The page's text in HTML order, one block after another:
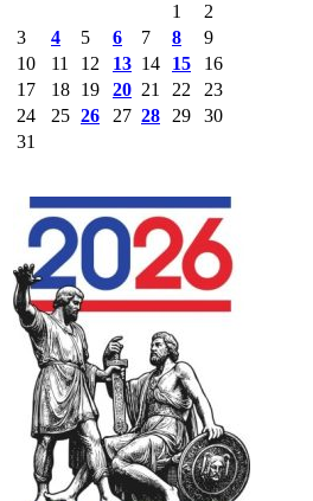
1
2
3
4 5 6 7 8
9
10
11 12 13 14 15
16
17
18 19 20 21 22
23
24
25 26 27 28 29
30
31